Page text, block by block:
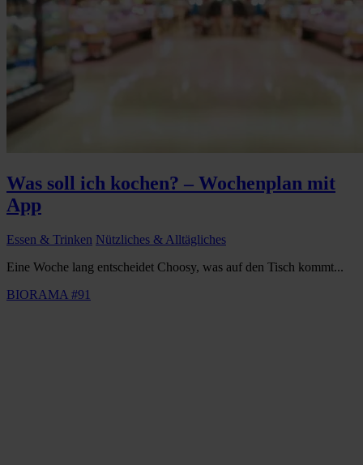
Was soll ich kochen? – Wochenplan mit
App
Essen & Trinken Nützliches & Alltägliches
Eine Woche lang entscheidet Choosy, was auf den Tisch kommt...
BIORAMA #91